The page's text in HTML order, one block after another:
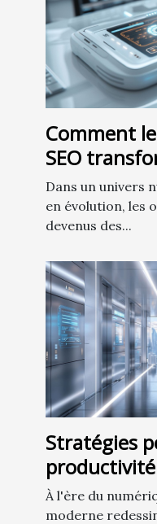
Comment
SEO
contenu
Dans un univers
en évolution, les
devenus des...
Stratégies
À l'ère du
moderne